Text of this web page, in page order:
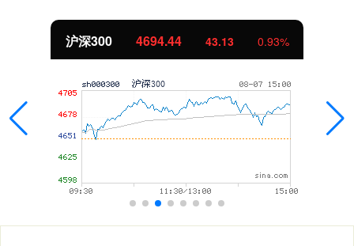
沪深300 4694.44 43.13 0.93%